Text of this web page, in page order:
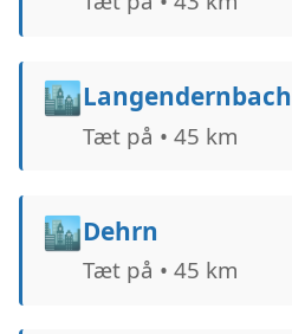
🏙️Langendernbach
Tæt på • 45 km
🏙️Dehrn
Tæt på • 45 km